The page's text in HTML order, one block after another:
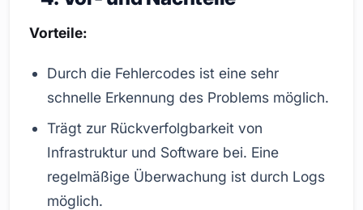
Vorteile:
Durch die Fehlercodes ist eine sehr
schnelle Erkennung des Problems möglich.
Trägt zur Rückverfolgbarkeit von
Infrastruktur und Software bei. Eine
regelmäßige Überwachung ist durch Logs
möglich.